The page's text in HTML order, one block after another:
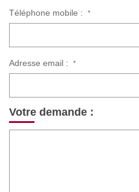
Téléphone mobile : *
Adresse email : *
Votre demande :